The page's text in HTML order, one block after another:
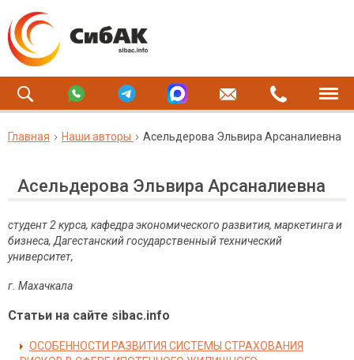
Главная Наши авторы Асельдерова Эльвира Арсаналиевна
Асельдерова Эльвира Арсаналиевна
студент 2 курса, кафедра экономического развития, маркетинга и
бизнеса, Дагестанский государственный технический
университет,
г. Махачкала
Статьи на сайте sibac.info
ОСОБЕННОСТИ РАЗВИТИЯ СИСТЕМЫ СТРАХОВАНИЯ